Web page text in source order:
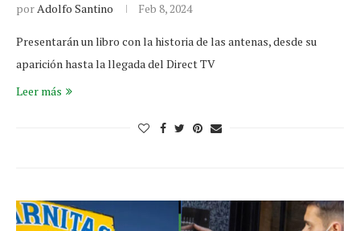
porAdolfo Santino Feb 8, 2024
Presentarán un libro con la historia de las antenas, desde su
aparición hasta la llegada del Direct TV
Leer más